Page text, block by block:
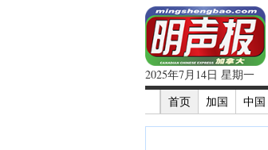
2025年7月14日 星期一
首页
加国 中国